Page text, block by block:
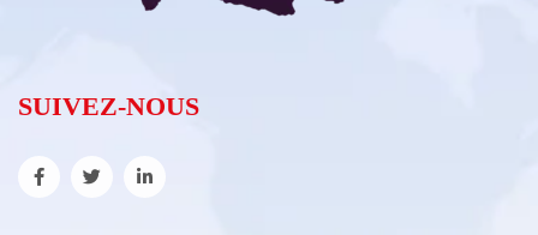
SUIVEZ-NOUS